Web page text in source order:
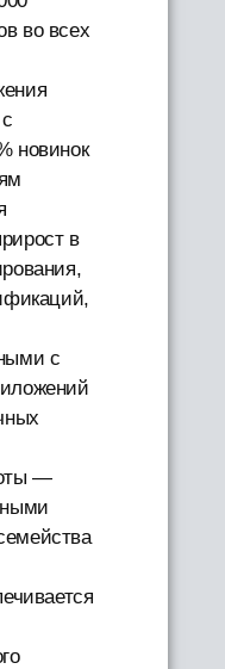
во всех
новинок
в
с
—